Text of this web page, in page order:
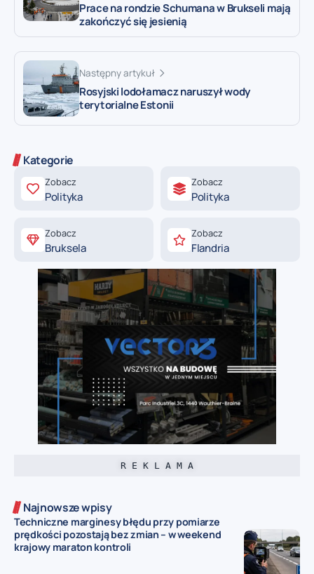
Prace na rondzie Schumana w Brukseli mają
zakończyć się jesienią
Następny artykuł
Rosyjski lodołamacz naruszył wody
terytorialne Estonii
Kategorie
Zobacz
Polityka
Zobacz
Polityka
Zobacz
Bruksela
Zobacz
Flandria
R E K L A M A
Najnowsze wpisy
Techniczne marginesy błędu przy pomiarze
prędkości pozostają bez zmian – w weekend
krajowy maraton kontroli